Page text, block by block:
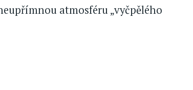
atmosféru „vyčpělého